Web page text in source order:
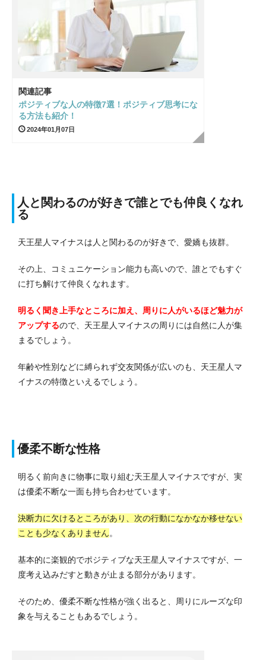
関連記事
ポジティブな人の特徴7選！ポジティブ思考にな
る方法も紹介！
2024年01月07日
人と関わるのが好きで誰とでも仲良くなれ
る
天王星人マイナスは人と関わるのが好きで、愛嬌も抜群。
その上、コミュニケーション能力も高いので、誰とでもすぐ
に打ち解けて仲良くなれます。
明るく聞き上手なところに加え、周りに人がいるほど魅力が
アップするので、天王星人マイナスの周りには自然に人が集
まるでしょう。
年齢や性別などに縛られず交友関係が広いのも、天王星人マ
イナスの特徴といえるでしょう。
優柔不断な性格
明るく前向きに物事に取り組む天王星人マイナスですが、実
は優柔不断な一面も持ち合わせています。
決断力に欠けるところがあり、次の行動になかなか移せない
ことも少なくありません。
基本的に楽観的でポジティブな天王星人マイナスですが、一
度考え込みだすと動きが止まる部分があります。
そのため、優柔不断な性格が強く出ると、周りにルーズな印
象を与えることもあるでしょう。